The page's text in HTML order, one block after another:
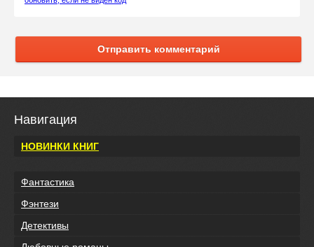
Отправить комментарий
Навигация
НОВИНКИ КНИГ
Фантастика
Фэнтези
Детективы